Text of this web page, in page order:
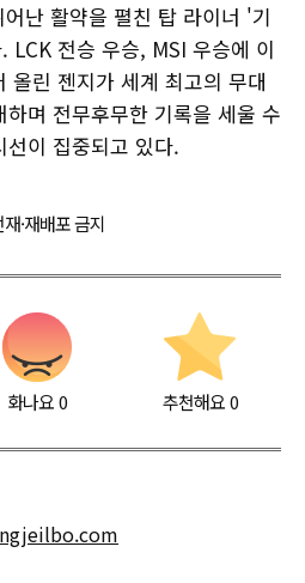
난 활약을 펼친 탑 라이너 '기
LCK 전승 우승, MSI 우승에 이
올린 젠지가 세계 최고의 무대
며 전무후무한 기록을 세울 수
이 집중되고 있다.
·재배포 금지
화나요0 추천해요 0